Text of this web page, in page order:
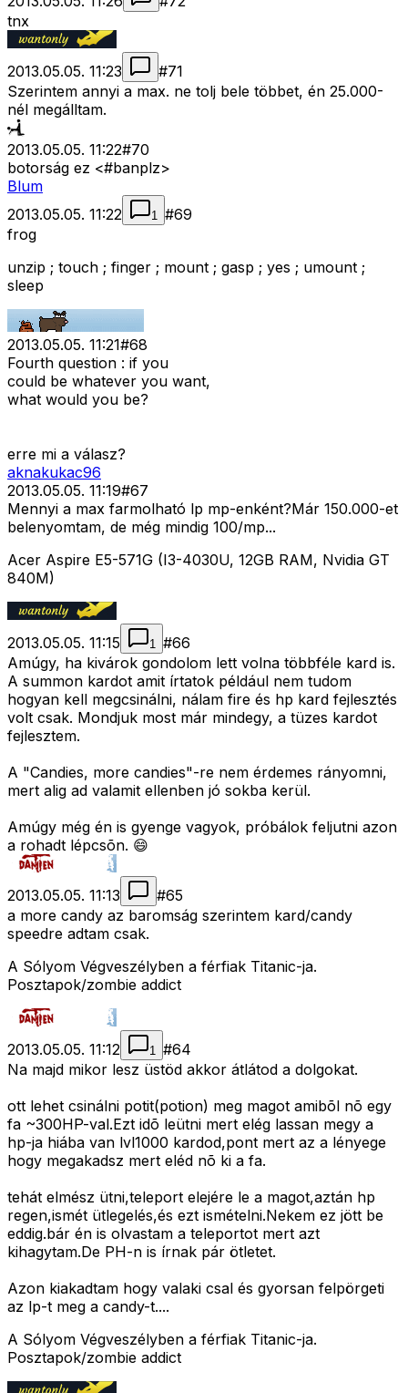
tnx
2013.05.05. 11:23 #71
Szerintem annyi a max. ne tolj bele többet, én 25.000-
nél megálltam.
2013.05.05. 11:22#70
botorság ez <#banplz>
Blum
2013.05.05. 11:22
1 #69
frog
unzip ; touch ; finger ; mount ; gasp ; yes ; umount ;
sleep
2013.05.05. 11:21#68
Fourth question : if you
could be whatever you want,
what would you be?
erre mi a válasz?
aknakukac96
2013.05.05. 11:19#67
Mennyi a max farmolható lp mp-enként?Már 150.000-et
belenyomtam, de még mindig 100/mp...
Acer Aspire E5-571G (I3-4030U, 12GB RAM, Nvidia GT
840M)
2013.05.05. 11:15 1 #66
Amúgy, ha kivárok gondolom lett volna többféle kard is.
A summon kardot amit írtatok például nem tudom
hogyan kell megcsinálni, nálam fire és hp kard fejlesztés
volt csak. Mondjuk most már mindegy, a tüzes kardot
fejlesztem.
A "Candies, more candies"-re nem érdemes rányomni,
mert alig ad valamit ellenben jó sokba kerül.
Amúgy még én is gyenge vagyok, próbálok feljutni azon
a rohadt lépcsõn. 😄
2013.05.05. 11:13 #65
a more candy az baromság szerintem kard/candy
speedre adtam csak.
A Sólyom Végveszélyben a férfiak Titanic-ja.
Posztapok/zombie addict
2013.05.05. 11:12 1 #64
Na majd mikor lesz üstöd akkor átlátod a dolgokat.
ott lehet csinálni potit(potion) meg magot amibõl nõ egy
fa ~300HP-val.Ezt idõ leütni mert elég lassan megy a
hp-ja hiába van lvl1000 kardod,pont mert az a lényege
hogy megakadsz mert eléd nõ ki a fa.
tehát elmész ütni,teleport elejére le a magot,aztán hp
regen,ismét ütlegelés,és ezt ismételni.Nekem ez jött be
eddig.bár én is olvastam a teleportot mert azt
kihagytam.De PH-n is írnak pár ötletet.
Azon kiakadtam hogy valaki csal és gyorsan felpörgeti
az lp-t meg a candy-t....
A Sólyom Végveszélyben a férfiak Titanic-ja.
Posztapok/zombie addict